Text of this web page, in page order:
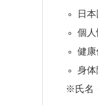
日
個人
健康
身体
※氏名